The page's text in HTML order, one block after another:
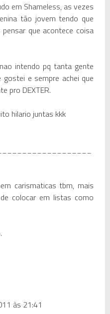
em Shameless, as vezes
tão jovem tendo que
que acontece coisa
intendo pq tanta gente
gostei e sempre achei que
pro DEXTER.
hilario juntas kkk
carismaticas tbm, mais
colocar em listas como
às 21:41